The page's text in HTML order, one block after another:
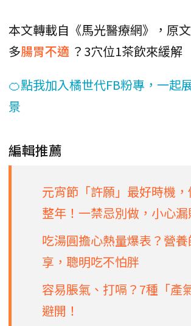
本文轉載自《馬光醫療網》，原
多腸胃不適 ？3穴位1茶飲來緩解
🍊點我加入橘世代FB粉專，一起
景
編輯推薦
元宵節「許願」最好時機
整年！一禁忌別做，小心漏
吃湯圓擔心熱量爆表？營
享，聰明吃不怕胖
容易脹氣、打嗝？7種「產
避開！